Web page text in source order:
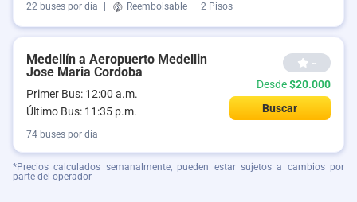
22 buses por día Reembolsable 2 Pisos
Medellín a Aeropuerto Medellin
Jose Maria Cordoba
Primer Bus: 12:00 a.m.
Último Bus: 11:35 p.m.
--
Desde$20.000
Buscar
74 buses por día
*Precios calculados semanalmente, pueden estar sujetos a cambios por
parte del operador